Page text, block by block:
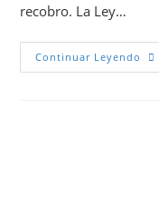
recobro. La Ley…
Continuar Leyendo